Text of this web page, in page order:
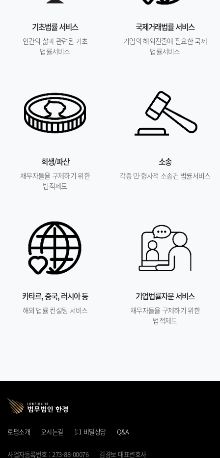
기초법률 서비스
인간의 삶과 관련된 기초
법률서비스
국제거래법률 서비스
기업의 해외진출에 필요한 국제
법률서비스
회생/파산
채무자들을 구제하기 위한
법적제도
소송
각종 민·형사적 소송건 법률서비스
카타르, 중국, 러시아 등
해외 법률 컨설팅 서비스
기업법률자문 서비스
채무자들을 구제하기 위한
법적제도
로펌소개 오시는길 1:1 비밀상담 Q&A
사업자등록번호 : 273-88-00076 김경보 대표변호사